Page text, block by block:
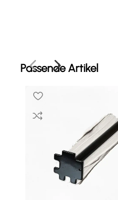
Passende Artikel